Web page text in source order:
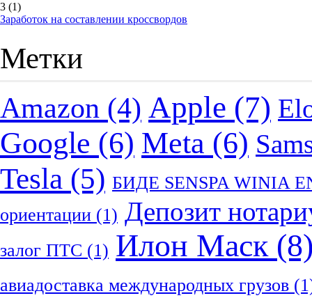
3 (1)
Заработок на составлении кроссвордов
Метки
Amazon (4) Apple (7)
Google (6) Meta (6)
Tesla (5) БИДЕ SENSPA WINIA
ориентации (1) Депозит
залог ПТС (1) Илон Маск
авиадоставка международных грузов